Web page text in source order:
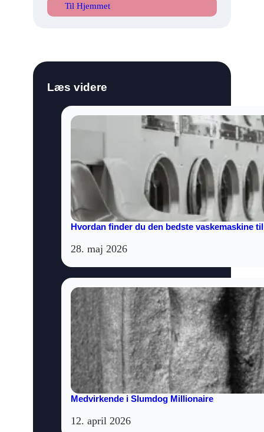
Til Hjemmet
Læs videre
Hvordan finder du den bedste vaskemaskine
28. maj 2026
Medvirkende i Slumdog Millionaire
12. april 2026